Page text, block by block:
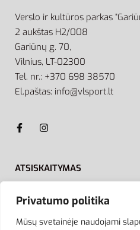
Privatumo politika
Mūsų svetainėje naudojami
Verslo ir kultūros parkas
2 aukštas H2/008
Gariūnų g. 70,
Vilnius, LT-02300
Tel. nr.: +370 698 38570
El.paštas: info@vlsport.lt
ATSISKAITYMAS